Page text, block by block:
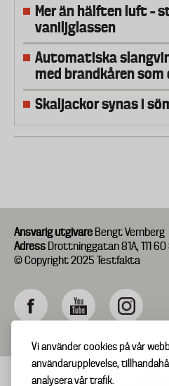
Vi använder cookies på vår
användarupplevelse,
analysera vår trafik.
Mer än hälften luft –
vaniljglassen
Automatiska
med brandkåren
Skaljackor synas i
Ansvarig utgivare Bengt Vernberg
Adress Drottninggatan 81A, 111
© Copyright 2025 Testfakta